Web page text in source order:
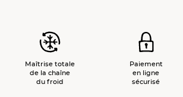
Maîtrise totale
de la chaîne
du froid
Paiement
en ligne
sécurisé